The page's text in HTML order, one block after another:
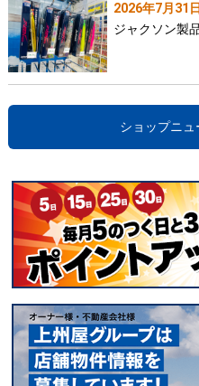
2026年7月31日
ジャクソン製
ショップニ